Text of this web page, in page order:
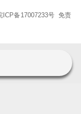
ICP备17007233号 免责